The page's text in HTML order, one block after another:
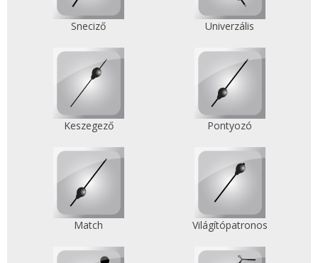
Sneciző Univerzális
Keszegező Pontyozó
Match Világítópatronos